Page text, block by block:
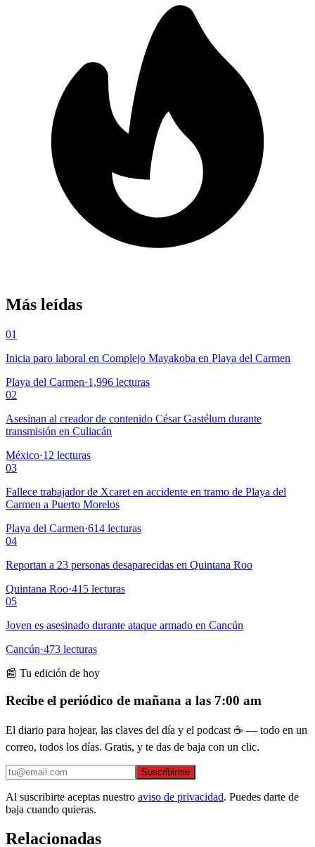
Más leídas
01
Inicia paro laboral en Complejo Mayakoba en Playa del Carmen
Playa del Carmen·1,996 lecturas
02
Asesinan al creador de contenido César Gastélum durante
transmisión en Culiacán
México·12 lecturas
03
Fallece trabajador de Xcaret en accidente en tramo de Playa del
Carmen a Puerto Morelos
Playa del Carmen·614 lecturas
04
Reportan a 23 personas desaparecidas en Quintana Roo
Quintana Roo·415 lecturas
05
Joven es asesinado durante ataque armado en Cancún
Cancún·473 lecturas
📰 Tu edición de hoy
Recibe el periódico de mañana a las 7:00 am
El diario para hojear, las claves del día y el podcast ☕ — todo en un
correo, todos los días. Gratis, y te das de baja con un clic.
Suscribirme
Al suscribirte aceptas nuestro aviso de privacidad. Puedes darte de
baja cuando quieras.
Relacionadas